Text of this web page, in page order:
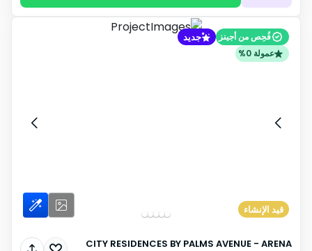
فُحِص من أجينز جديد
عمولة 0%
قيد الإنشاء
CITY RESIDENCES BY PALMS AVENUE - ARENA